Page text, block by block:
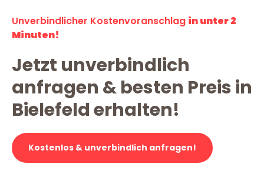
Unverbindlicher Kostenvoranschlag in unter 2
Minuten!
Jetzt unverbindlich
anfragen & besten Preis in
Bielefeld erhalten!
Kostenlos & unverbindlich anfragen!